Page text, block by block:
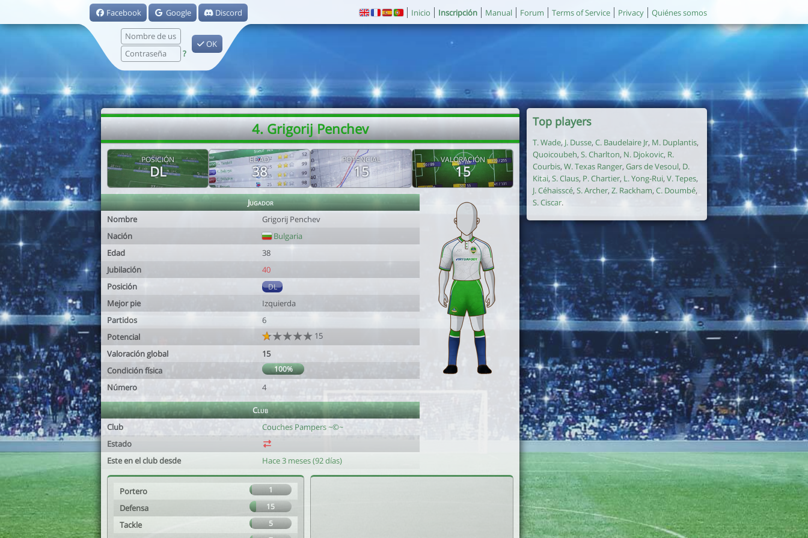
Facebook Google Discord
?
OK
Inicio Inscripción Manual Forum Terms of Service Privacy Quiénes somos
4. Grigorij Penchev
POSICIÓN
DL
EDAD
38
POTENCIAL
15
VALORACIÓN
15
Jugador
Nombre
Grigorij Penchev
Nación
Bulgaria
Edad
38
Jubilación
40
Posición
DL
Mejor pie
Izquierda
Partidos
6
Potencial
15
Valoración global
15
Condición física
100%
Número 4
Club
Club
Couches Pampers ~©~
Estado
Este en el club desde
Hace 3 meses (92 días)
Portero 1
Defensa 15
Tackle 5
Top players
T. Wade, J. Dusse, C. Baudelaire Jr, M. Duplantis,
Quoicoubeh, S. Charlton, N. Djokovic, R.
Courbis, W. Texas Ranger, Gars de Vesoul, D.
Kitai,S. Claus, P. Chartier, L. Yong-Rui, V. Tepes,
J. Céhaisscé, S. Archer, Z. Rackham, C. Doumbé,
S. Ciscar.